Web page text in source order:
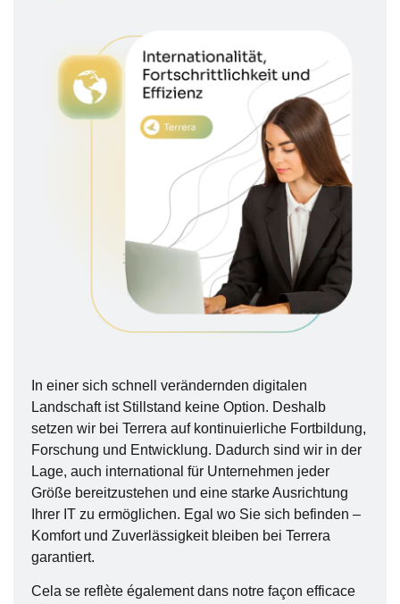
In einer sich schnell verändernden digitalen
Landschaft ist Stillstand keine Option. Deshalb
setzen wir bei Terrera auf kontinuierliche Fortbildung,
Forschung und Entwicklung. Dadurch sind wir in der
Lage, auch international für Unternehmen jeder
Größe bereitzustehen und eine starke Ausrichtung
Ihrer IT zu ermöglichen. Egal wo Sie sich befinden –
Komfort und Zuverlässigkeit bleiben bei Terrera
garantiert.
Cela se reflète également dans notre façon efficace